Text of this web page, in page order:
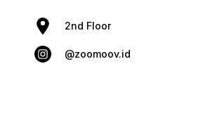
2nd Floor
@zoomoov.id